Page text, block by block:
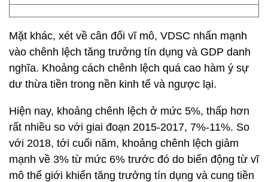
Mặt khác, xét về cân đối vĩ mô, VDSC nhấn mạnh
vào chênh lệch tăng trưởng tín dụng và GDP danh
nghĩa. Khoảng cách chênh lệch quá cao hàm ý sự
dư thừa tiền trong nền kinh tế và ngược lại.
Hiện nay, khoảng chênh lệch ở mức 5%, thấp hơn
rất nhiều so với giai đoạn 2015-2017, 7%-11%. So
với 2018, tới cuối năm, khoảng chênh lệch giảm
mạnh về 3% từ mức 6% trước đó do biến động từ vĩ
mô thế giới khiến tăng trưởng tín dụng và cung tiền